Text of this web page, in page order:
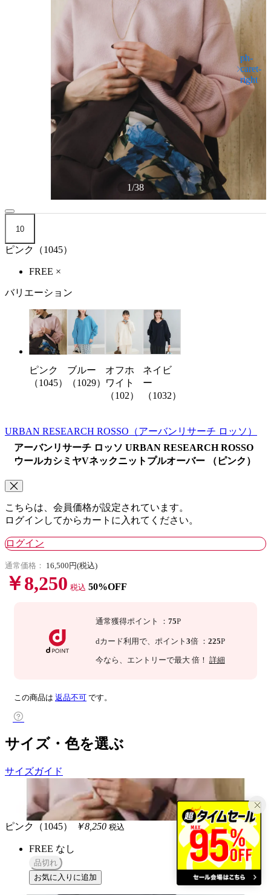
1/38
10
ピンク（1045）
FREE ×
バリエーション
ピンク
（1045）
ブルー
（1029）
オフホ
ワイト
（102）
ネイビ
ー
（1032）
URBAN RESEARCH ROSSO （アーバンリサーチ ロッソ）
アーバンリサーチ ロッソ URBAN RESEARCH ROSSO
ウールカシミヤVネックニットプルオーバー （ピンク）
こちらは、会員価格が設定されています。
ログインしてからカートに入れてください。
ログイン
通常価格： 16,500円(税込)
￥8,250 税込 50%OFF
通常獲得ポイント ： 75P
dカード利用で、 ポイント 3倍 ： 225P
今なら 、エントリーで最大 倍！ 詳細
この商品は 返品不可 です。
サイズ・色を選ぶ
サイズガイド
ピンク（1045） ￥8,250 税込
FREE なし
品切れ
お気に入りに追加